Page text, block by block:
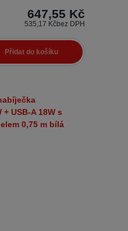
647,55 Kč
535,17 Kčbez DPH
Přidat do košíku